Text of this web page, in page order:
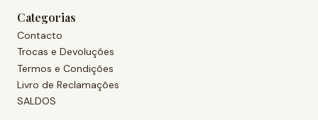
Categorias
Contacto
Trocas e Devoluções
Termos e Condições
Livro de Reclamações
SALDOS